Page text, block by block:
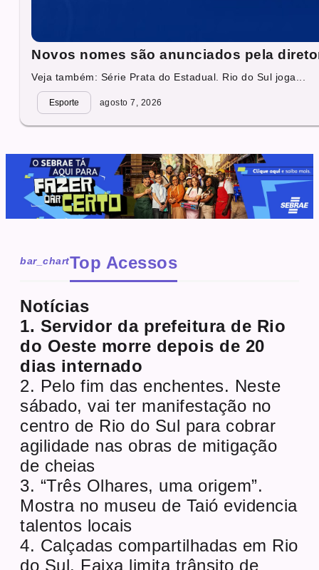
Novos nomes são anunciados pela
Veja também: Série Prata do Estadual. Rio do Sul joga...
Esporte agosto 7, 2026
bar_chartTop Acessos
Notícias
1. Servidor da prefeitura de Rio
do Oeste morre depois de 20
dias internado
2. Pelo fim das enchentes. Neste
sábado, vai ter manifestação no
centro de Rio do Sul para cobrar
agilidade nas obras de mitigação
de cheias
3. “Três Olhares, uma origem”.
Mostra no museu de Taió evidencia
talentos locais
4. Calçadas compartilhadas em Rio
do Sul. Faixa limita trânsito de